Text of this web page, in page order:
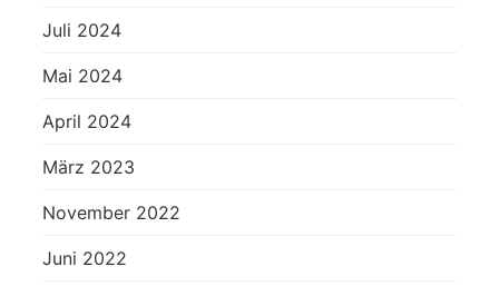
Juli 2024
Mai 2024
April 2024
März 2023
November 2022
Juni 2022